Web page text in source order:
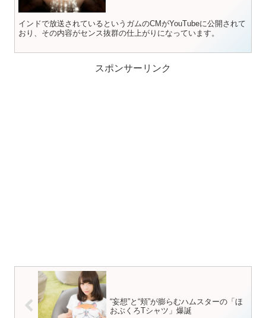
インドで放送されているというガムのCMがYouTubeに公開されて
おり、その内容がセンス抜群の仕上がりになっています。
スポンサーリンク
“妄想”と“頬”が膨らむハムスターの「ほ
おぶくろTシャツ」爆誕